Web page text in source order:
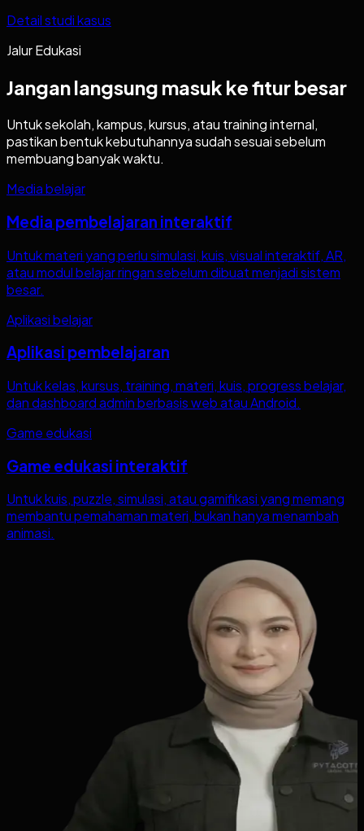
Detail studi kasus
Jalur Edukasi
Jangan langsung masuk ke fitur besar
Untuk sekolah, kampus, kursus, atau training internal,
pastikan bentuk kebutuhannya sudah sesuai sebelum
membuang banyak waktu.
Media belajar
Media pembelajaran interaktif
Untuk materi yang perlu simulasi, kuis, visual interaktif, AR,
atau modul belajar ringan sebelum dibuat menjadi sistem
besar.
Aplikasi belajar
Aplikasi pembelajaran
Untuk kelas, kursus, training, materi, kuis, progress belajar,
dan dashboard admin berbasis web atau Android.
Game edukasi
Game edukasi interaktif
Untuk kuis, puzzle, simulasi, atau gamifikasi yang memang
membantu pemahaman materi, bukan hanya menambah
animasi.